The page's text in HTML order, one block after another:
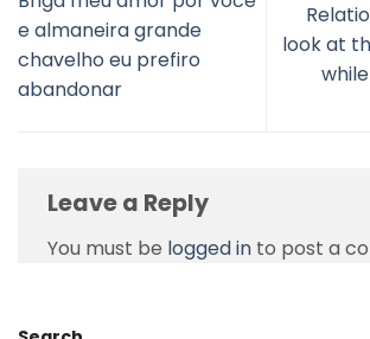
e almaneira grande
chavelho eu prefiro
abandonar
look at
Leave a Reply
You must be logged in to post a